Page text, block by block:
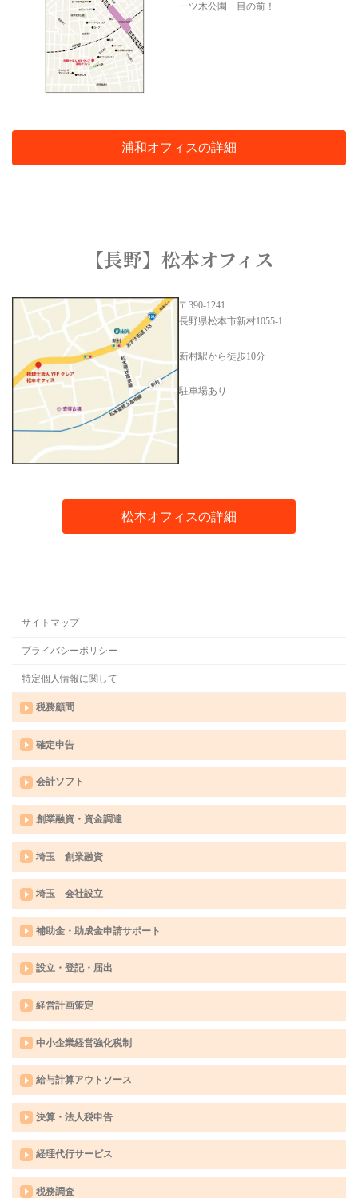
一ツ木公園 目の前！
浦和オフィスの詳細
【長野】松本オフィス
〒390-1241
長野県松本市新村1055-1
新村駅から徒歩10分
駐車場あり
松本オフィスの詳細
サイトマップ
プライバシーポリシー
特定個人情報に関して
税務顧問
確定申告
会計ソフト
創業融資・資金調達
埼玉 創業融資
埼玉 会社設立
補助金・助成金申請サポート
設立・登記・届出
経営計画策定
中小企業経営強化税制
給与計算アウトソース
決算・法人税申告
経理代行サービス
税務調査